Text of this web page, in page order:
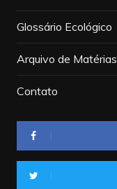
Glossário Ecológico
Arquivo de Matérias
Contato